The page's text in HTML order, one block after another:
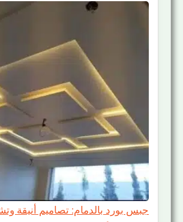
جبس بورد بالدمام: تصاميم أنيقة